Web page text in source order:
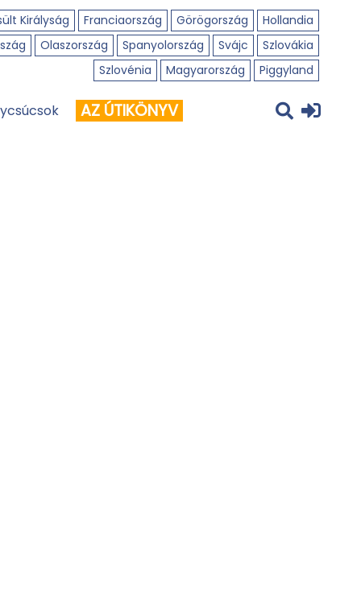
Királyság Franciaország Görögország
Hollandia
Olaszország Spanyolország Svájc
Szlovákia
Szlovénia
Magyarország Piggyland
AZ ÚTIKÖNYV